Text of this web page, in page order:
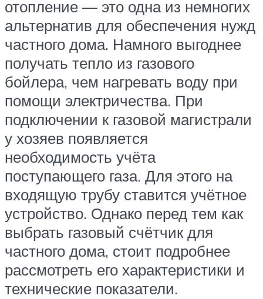
отопление — это одна из немногих
альтернатив для обеспечения нужд
частного дома. Намного выгоднее
получать тепло из газового
бойлера, чем нагревать воду при
помощи электричества. При
подключении к газовой магистрали
у хозяев появляется
необходимость учёта
поступающего газа. Для этого на
входящую трубу ставится учётное
устройство. Однако перед тем как
выбрать газовый счётчик для
частного дома, стоит подробнее
рассмотреть его характеристики и
технические показатели.